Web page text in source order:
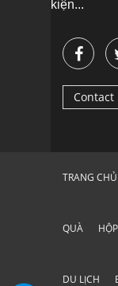
kiện...
Contact
TRANG CHỦ
QUÀ
DU LỊCH